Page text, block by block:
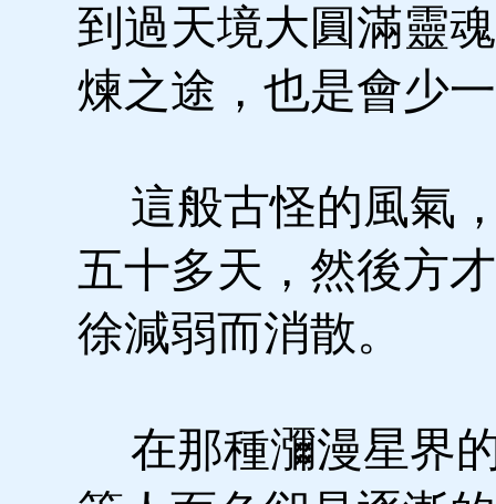
到過天境大圓滿靈
煉之途，也是會少
這般古怪的風氣
五十多天，然後方
徐減弱而消散。
在那種瀰漫星界